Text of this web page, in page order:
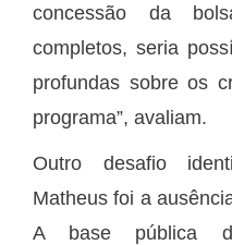
concessão da
completos, seria
profundas sobre os
programa”, avaliam.
Outro desafio
Matheus foi a
A base pública